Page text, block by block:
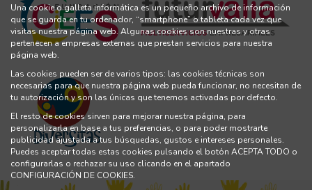
Una cookie o galleta informática es un pequeño archivo de información
que se guarda en tu ordenador, “smartphone” o tableta cada vez que
visitas nuestra página web. Algunas cookies son nuestras y otras
pertenecen a empresas externas que prestan servicios para nuestra
página web.
Las cookies pueden ser de varios tipos: las cookies técnicas son
necesarias para que nuestra página web pueda funcionar, no necesitan de
tu autorización y son las únicas que tenemos activadas por defecto.
El resto de cookies sirven para mejorar nuestra página, para
personalizarla en base a tus preferencias, o para poder mostrarte
publicidad ajustada a tus búsquedas, gustos e intereses personales.
Puedes aceptar todas estas cookies pulsando el botón ACEPTA TODO o
configurarlas o rechazar su uso clicando en el apartado
CONFIGURACIÓN DE COOKIES.